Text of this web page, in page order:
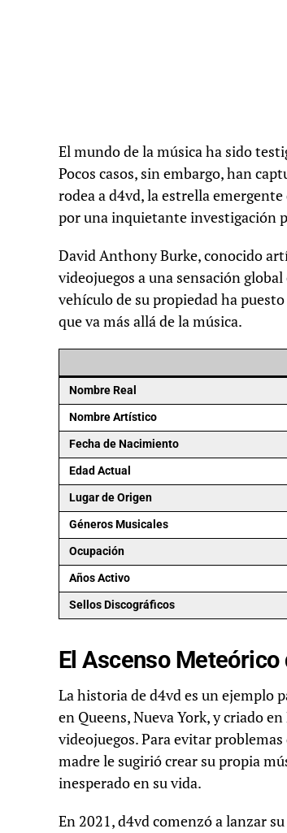
El mundo de la música ha sido
Pocos casos, sin embargo, han
rodea a d4vd, la estrella
por una inquietante investigación
David Anthony Burke, conocido
videojuegos a una sensación
vehículo de su propiedad ha
que va más allá de la música.
Nombre Real
Nombre Artístico
Fecha de Nacimiento
Edad Actual
Lugar de Origen
Géneros Musicales
Ocupación
Años Activo
Sellos Discográficos
El Ascenso Meteórico
La historia de d4vd es un ejemplo
en Queens, Nueva York, y criado
videojuegos. Para evitar
madre le sugirió crear su propia
inesperado en su vida.
En 2021, d4vd comenzó a lanzar